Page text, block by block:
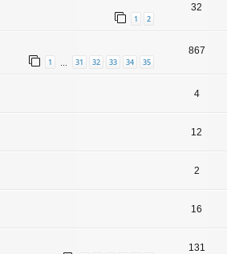
1 2
32
1 … 31 32 33 34 35
867
4
12
2
16
131